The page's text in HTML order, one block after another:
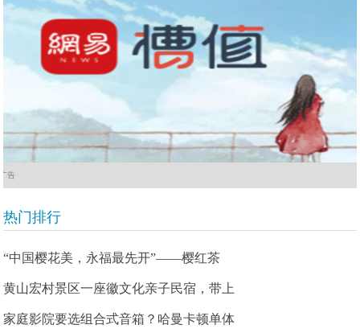
广告
热门排行
“中国樱花美，永福最先开”——樱红茶
黄山宏村景区一座徽文化亲子民宿，带上
家庭影院要选组合式音箱？哈曼卡顿单体